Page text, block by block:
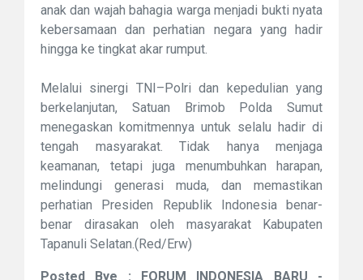
anak dan wajah bahagia warga menjadi bukti nyata
kebersamaan dan perhatian negara yang hadir
hingga ke tingkat akar rumput.
Melalui sinergi TNI–Polri dan kepedulian yang
berkelanjutan, Satuan Brimob Polda Sumut
menegaskan komitmennya untuk selalu hadir di
tengah masyarakat. Tidak hanya menjaga
keamanan, tetapi juga menumbuhkan harapan,
melindungi generasi muda, dan memastikan
perhatian Presiden Republik Indonesia benar-
benar dirasakan oleh masyarakat Kabupaten
Tapanuli Selatan.(Red/Erw)
Posted Bye : FORUM INDONESIA BARU -